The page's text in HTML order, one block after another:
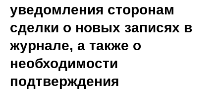
уведомления сторонам
сделки о новых записях в
журнале, а также о
необходимости
подтверждения